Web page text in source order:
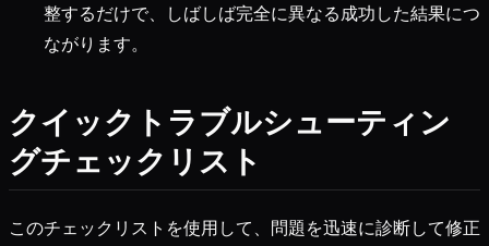
整するだけで、しばしば完全に異なる成功した結果につ
ながります。
クイックトラブルシューティン
グチェックリスト
このチェックリストを使用して、問題を迅速に診断して修正